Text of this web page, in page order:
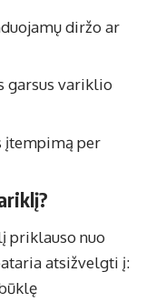
diržo ar
garsus variklio
įtempimą per
priklauso nuo
atsižvelgti į: